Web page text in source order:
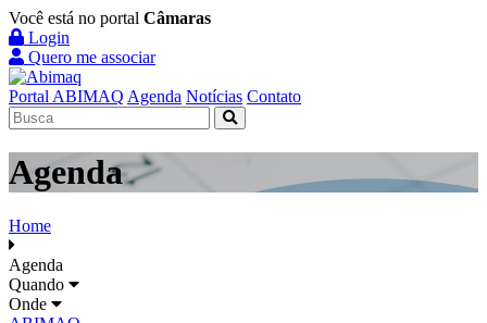
Você está no portal Câmaras
Login
Quero me associar
Portal ABIMAQ Agenda Notícias Contato
Agenda
Home
Agenda
Quando
Onde